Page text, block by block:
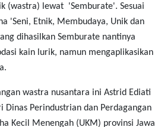
(wastra) lewat 'Semburate'. Sesuai
'Seni, Etnik, Membudaya, Unik dan
dihasilkan Semburate nantinya
kain lurik, namun mengaplikasikan
wastra nusantara ini Astrid Ediati
Dinas Perindustrian dan Perdagangan
Kecil Menengah (UKM) provinsi Jawa